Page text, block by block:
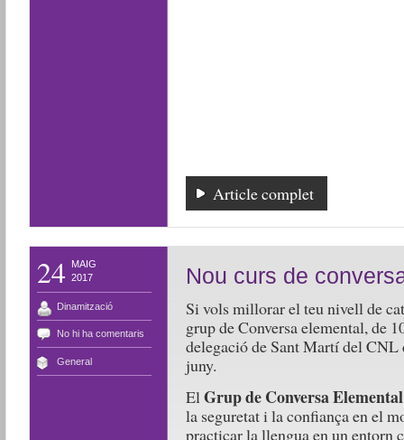
Article complet
24
MAIG
2017
Dinamització
No hi ha comentaris
General
Nou curs de
Si vols millorar el teu nivell de
grup de Conversa elemental, de
delegació de Sant Martí del CNL
juny.
ElGrup de Conversa Elemental
la seguretat i la confiança en el
practicar la llengua en un entorn